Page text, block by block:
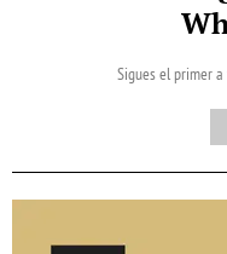
Sigues el primer